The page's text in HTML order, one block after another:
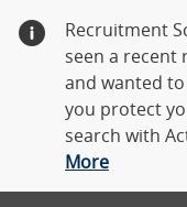
Recruitment
seen a recent
and wanted
you protect
search with
More